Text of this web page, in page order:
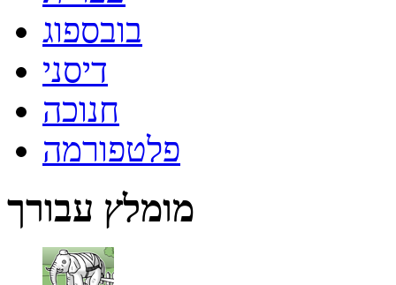
בובספוג
דיסני
חנוכה
פלטפורמה
מומלץ עבורך